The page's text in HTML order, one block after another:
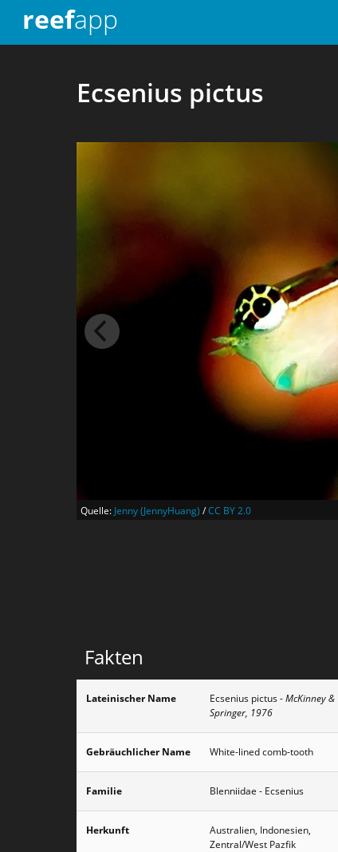
reefapp
Ecsenius pictus
Quelle: Jenny (JennyHuang) /CC BY 2.0
Fakten
Lateinischer Name Ecsenius pictus- McKinney &
Springer, 1976
Gebräuchlicher Name White-lined comb-tooth
Familie Blenniidae - Ecsenius
Herkunft
Australien, Indonesien,
Zentral/West Pazfik